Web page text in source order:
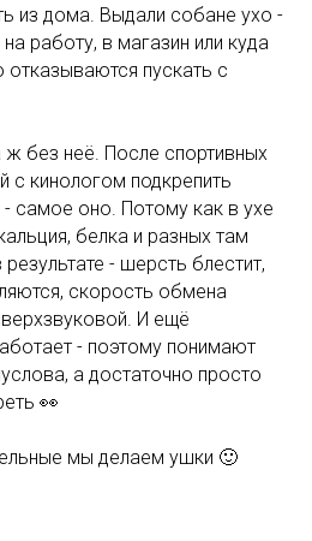
из дома. Выдали собане ухо -
работу, в магазин или куда
пускать с
ж без неё. После спортивных
с кинологом подкрепить
самое оно. Потому как в ухе
белка и разных там
- шерсть блестит,
скорость обмена
И ещё
- поэтому понимают
а достаточно просто
👀
мы делаем ушки 🙂